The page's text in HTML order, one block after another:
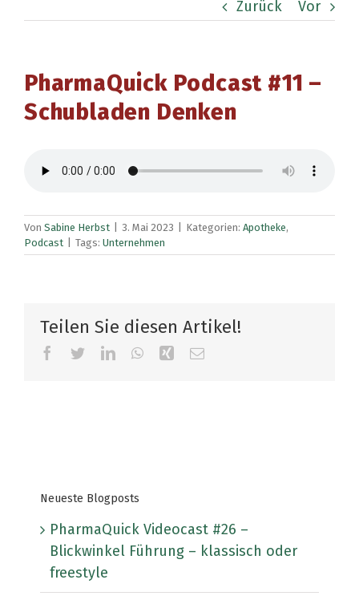
Zurück Vor
PharmaQuick Podcast #11 –
Schubladen Denken
Von Sabine Herbst 3. Mai 2023 Kategorien: Apotheke,
Podcast
Tags: Unternehmen
Teilen Sie diesen Artikel!
Facebook
TwitterLinkedInWhatsApp
XingE-
Neueste Blogposts
PharmaQuick Videocast #26 –
Blickwinkel Führung – klassisch oder
freestyle